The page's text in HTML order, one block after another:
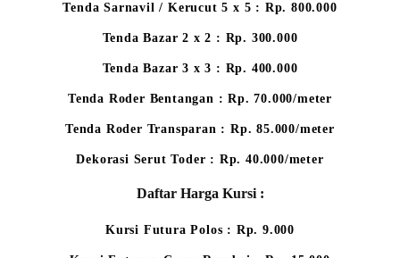
Tenda Sarnavil / Kerucut 5 x 5 : Rp. 800.000
Tenda Bazar 2 x 2 : Rp. 300.000
Tenda Bazar 3 x 3 : Rp. 400.000
Tenda Roder Bentangan : Rp. 70.000/meter
Tenda Roder Transparan : Rp. 85.000/meter
Dekorasi Serut Toder : Rp. 40.000/meter
Daftar Harga Kursi :
Kursi Futura Polos : Rp. 9.000